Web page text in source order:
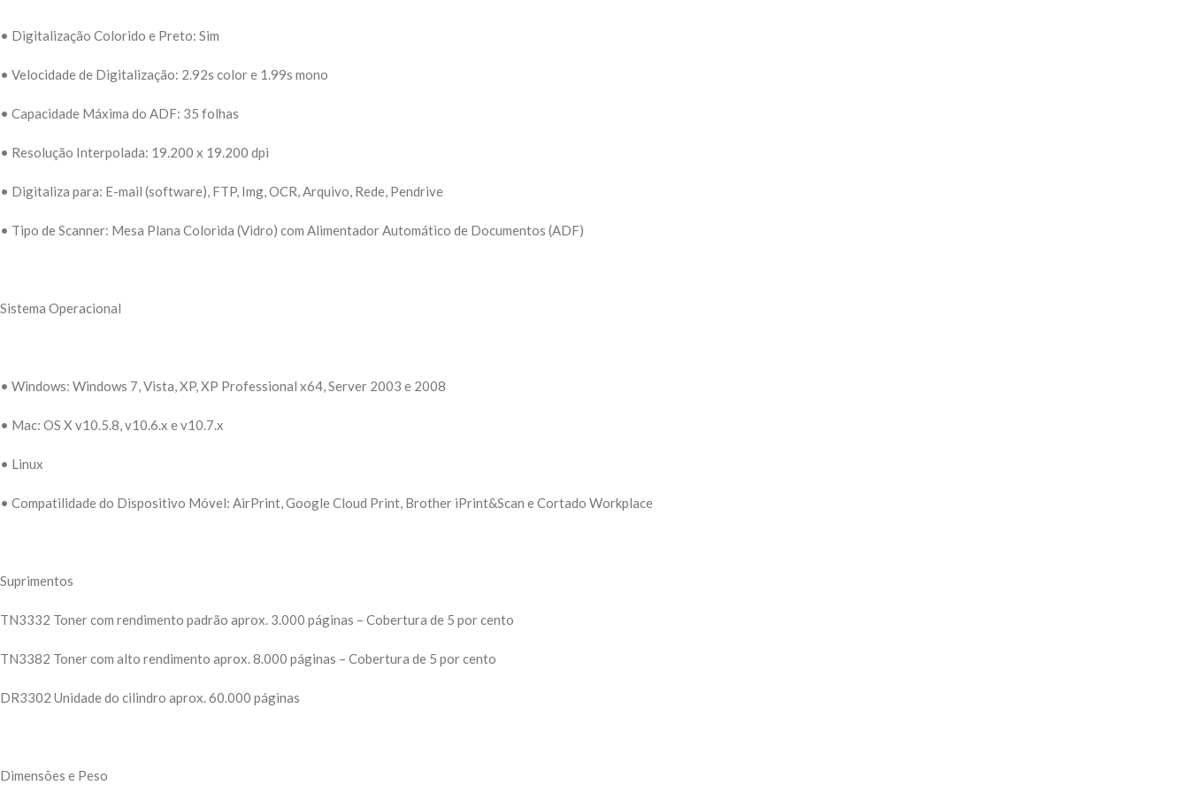
• Digitalização Colorido e Preto: Sim
• Velocidade de Digitalização: 2.92s color e 1.99s mono
• Capacidade Máxima do ADF: 35 folhas
• Resolução Interpolada: 19.200 x 19.200 dpi
• Digitaliza para: E-mail (software), FTP, Img, OCR, Arquivo, Rede, Pendrive
• Tipo de Scanner: Mesa Plana Colorida (Vidro) com Alimentador Automático de Documentos (ADF)
Sistema Operacional
• Windows: Windows 7, Vista, XP, XP Professional x64, Server 2003 e 2008
• Mac: OS X v10.5.8, v10.6.x e v10.7.x
• Linux
• Compatilidade do Dispositivo Móvel: AirPrint, Google Cloud Print, Brother iPrint&Scan e Cortado Workplace
Suprimentos
TN3332 Toner com rendimento padrão aprox. 3.000 páginas – Cobertura de 5 por cento
TN3382 Toner com alto rendimento aprox. 8.000 páginas – Cobertura de 5 por cento
DR3302 Unidade do cilindro aprox. 60.000 páginas
Dimensões e Peso